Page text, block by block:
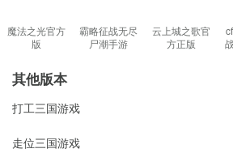
肝也可尽享完美游戏体验
2、三国乱世之争，集百位名将，以绚烂夺
合，开启一段波澜壮阔的冒险
3、三国战斗共存的游戏，用全新的游戏玩
游戏内容
魔法之光官方
版
霸略征战无尽
尸潮手游
云上城之歌官
方正版
其他版本
打工三国游戏
走位三国游戏